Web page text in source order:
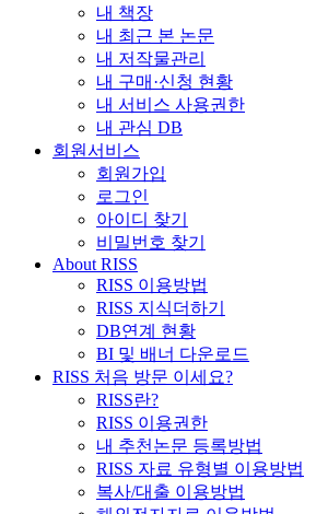
내 책장
내 최근 본 논문
내 저작물관리
내 구매·신청 현황
내 서비스 사용권한
내 관심 DB
회원서비스
회원가입
로그인
아이디 찾기
비밀번호 찾기
About RISS
RISS 이용방법
RISS 지식더하기
DB연계 현황
BI 및 배너 다운로드
RISS 처음 방문 이세요?
RISS란?
RISS 이용권한
내 추천논문 등록방법
RISS 자료 유형별 이용방법
복사/대출 이용방법